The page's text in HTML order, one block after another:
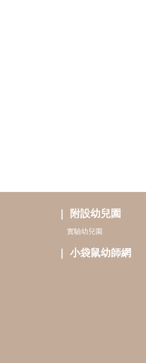
附設幼兒園
實驗幼兒園
小袋鼠幼師網